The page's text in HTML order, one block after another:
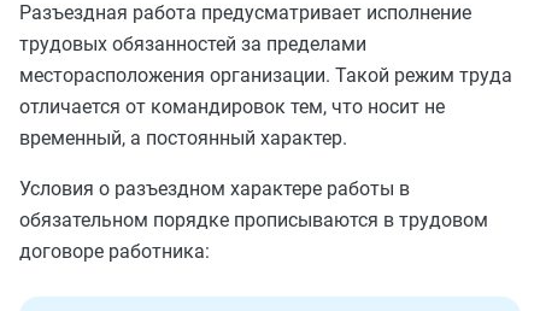
Разъездная работа предусматривает исполнение
трудовых обязанностей за пределами
месторасположения организации. Такой режим труда
отличается от командировок тем, что носит не
временный, а постоянный характер.
Условия о разъездном характере работы в
обязательном порядке прописываются в трудовом
договоре работника: